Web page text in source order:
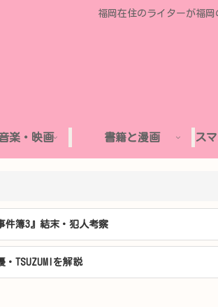
福岡在住のライターが福
楽・映画 書籍と漫画
件簿3』結末・犯人考察
TSUZUMIを解説